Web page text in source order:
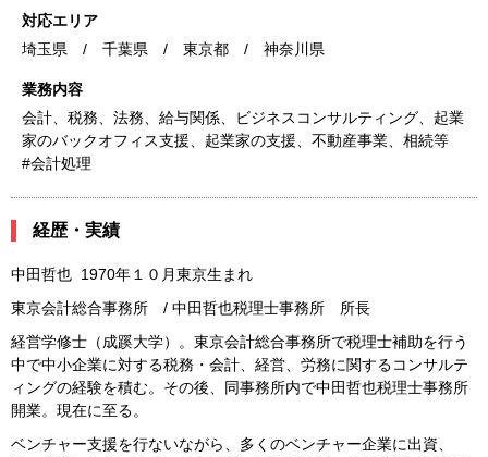
対応エリア
埼玉県 / 千葉県 / 東京都 / 神奈川県
業務内容
会計、税務、法務、給与関係、ビジネスコンサルティング、起業
家のバックオフィス支援、起業家の支援、不動産事業、相続等
#会計処理
経歴・実績
中田哲也 1970年１０月東京生まれ
東京会計総合事務所 / 中田哲也税理士事務所 所長
経営学修士（成蹊大学）。東京会計総合事務所で税理士補助を行う
中で中小企業に対する税務・会計、経営、労務に関するコンサルテ
ィングの経験を積む。その後、同事務所内で中田哲也税理士事務所
開業。現在に至る。
ベンチャー支援を行ないながら、多くのベンチャー企業に出資、